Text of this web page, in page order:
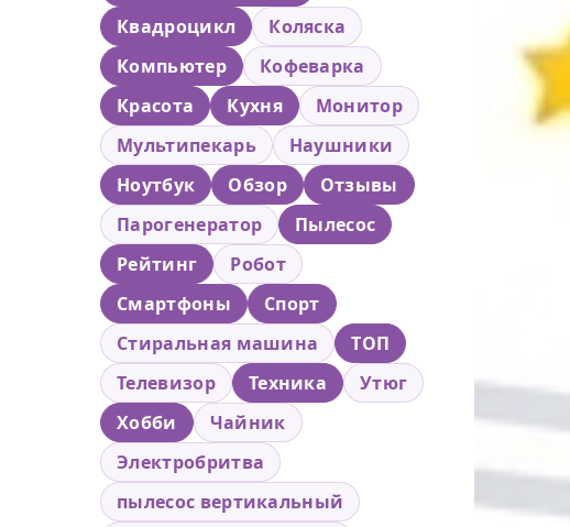
Квадроцикл
Коляска
Компьютер
Кофеварка
Красота
Кухня
Монитор
Мультипекарь
Наушники
Ноутбук
Обзор
Отзывы
Парогенератор
Пылесос
Рейтинг
Робот
Смартфоны
Спорт
Стиральная машина
ТОП
Телевизор
Техника
Утюг
Хобби
Чайник
Электробритва
пылесос вертикальный